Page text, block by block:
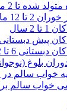
شده تا 2 ماهگی
2 تا 12 ماه
تا 2 سال
پیش دبستانی 3 تا 5 سال
دبستانی 6 تا 12 سال
بلوغ (نوجوانی) 13 تا
خواب سالم در
خواب سالم